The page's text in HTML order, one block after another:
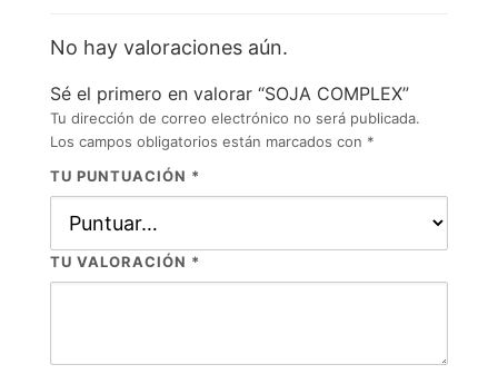
No hay valoraciones aún.
Sé el primero en valorar “SOJA COMPLEX”
Tu dirección de correo electrónico no será publicada.
Los campos obligatorios están marcados con *
TU PUNTUACIÓN *
TU VALORACIÓN *